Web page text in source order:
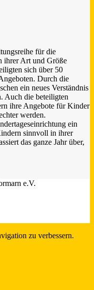
für die
ihrer Art und Größe
sich über 50
Durch die
ein neues Verständnis
Auch die beteiligten
ihre Angebote für Kinder
werden.
ein
sinnvoll in ihrer
das ganze Jahr über,
e.V.
zu verbessern.